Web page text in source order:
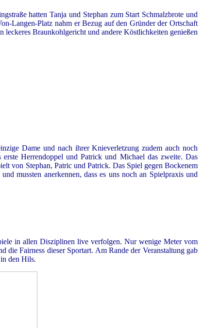
hatten Tanja und Stephan zum Start Schmalzbrote und
Langen-Platz nahm er Bezug auf den Gründer der Ortschaft
Braunkohlgericht und andere Köstlichkeiten genießen
Dame und nach ihrer Knieverletzung zudem auch noch
Herrendoppel und Patrick und Michael das zweite. Das
von Stephan, Patric und Patrick. Das Spiel gegen Bockenem
mussten anerkennen, dass es uns noch an Spielpraxis und
in allen Disziplinen live verfolgen. Nur wenige Meter vom
die Fairness dieser Sportart. Am Rande der Veranstaltung gab
den Hils.